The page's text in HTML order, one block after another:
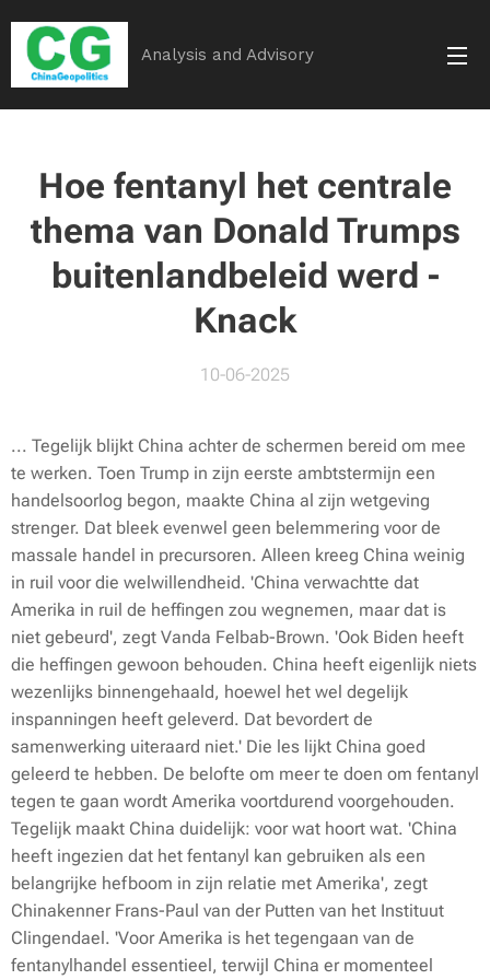
Analysis and Advisory
Hoe fentanyl het centrale
thema van Donald Trumps
buitenlandbeleid werd -
Knack
10-06-2025
... Tegelijk blijkt China achter de schermen bereid om mee
te werken. Toen Trump in zijn eerste ambtstermijn een
handelsoorlog begon, maakte China al zijn wetgeving
strenger. Dat bleek evenwel geen belemmering voor de
massale handel in precursoren. Alleen kreeg China weinig
in ruil voor die welwillendheid. 'China verwachtte dat
Amerika in ruil de heffingen zou wegnemen, maar dat is
niet gebeurd', zegt Vanda Felbab-Brown. 'Ook Biden heeft
die heffingen gewoon behouden. China heeft eigenlijk niets
wezenlijks binnengehaald, hoewel het wel degelijk
inspanningen heeft geleverd. Dat bevordert de
samenwerking uiteraard niet.' Die les lijkt China goed
geleerd te hebben. De belofte om meer te doen om fentanyl
tegen te gaan wordt Amerika voortdurend voorgehouden.
Tegelijk maakt China duidelijk: voor wat hoort wat. 'China
heeft ingezien dat het fentanyl kan gebruiken als een
belangrijke hefboom in zijn relatie met Amerika', zegt
Chinakenner Frans-Paul van der Putten van het Instituut
Clingendael. 'Voor Amerika is het tegengaan van de
fentanylhandel essentieel, terwijl China er momenteel